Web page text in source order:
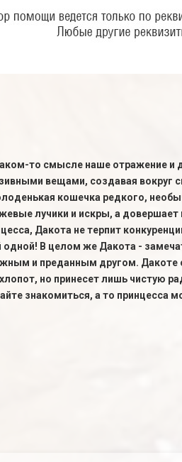
то смысле наше отражение и
вещами, создавая вокруг
кошечка редкого,
лучики и искры, а
Дакота не терпит
В целом же Дакота -
и преданным другом. Дакоте
но принесет лишь чистую
знакомиться, а то принцесса